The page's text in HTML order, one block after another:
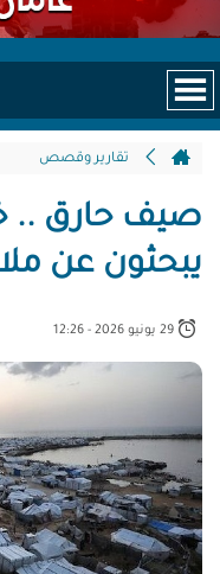
تقارير وقصص
صيف حارق ..
يبحثون عن